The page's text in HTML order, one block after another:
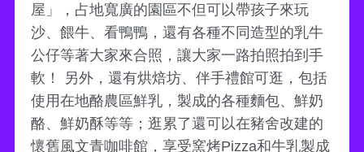
屋」，占地寬廣的園區不但可以帶孩子來玩
沙、餵牛、看鴨鴨，還有各種不同造型的乳牛
公仔等著大家來合照，讓大家一路拍照拍到手
軟！ 另外，還有烘焙坊、伴手禮館可逛，包括
使用在地酪農區鮮乳，製成的各種麵包、鮮奶
酪、鮮奶酥等等；逛累了還可以在豬舍改建的
懷舊風文青咖啡館，享受窯烤Pizza和牛乳製成